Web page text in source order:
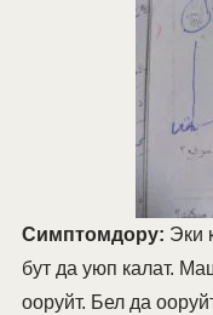
Симптомдору: Эки
бут да уюп калат.
ооруйт. Бел да